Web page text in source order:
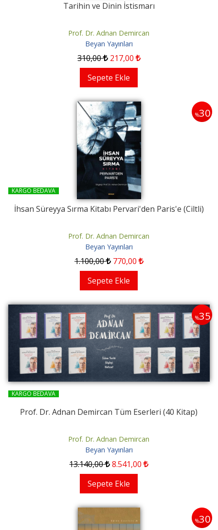
Tarihin ve Dinin İstismarı
Prof. Dr. Adnan Demircan
Beyan Yayınları
310,00 217,00
Sepete Ekle
%30
KARGO BEDAVA
İhsan Süreyya Sırma Kitabı Pervari'den Paris'e (Ciltli)
Prof. Dr. Adnan Demircan
Beyan Yayınları
1.100,00 770,00
Sepete Ekle
%35
KARGO BEDAVA
Prof. Dr. Adnan Demircan Tüm Eserleri (40 Kitap)
Prof. Dr. Adnan Demircan
Beyan Yayınları
13.140,00 8.541,00
Sepete Ekle
%30